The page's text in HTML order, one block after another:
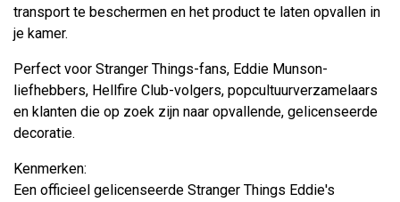
transport te beschermen en het product te laten opvallen in
je kamer.
Perfect voor Stranger Things-fans, Eddie Munson-
liefhebbers, Hellfire Club-volgers, popcultuurverzamelaars
en klanten die op zoek zijn naar opvallende, gelicenseerde
decoratie.
Kenmerken:
Een officieel gelicenseerde Stranger Things Eddie's